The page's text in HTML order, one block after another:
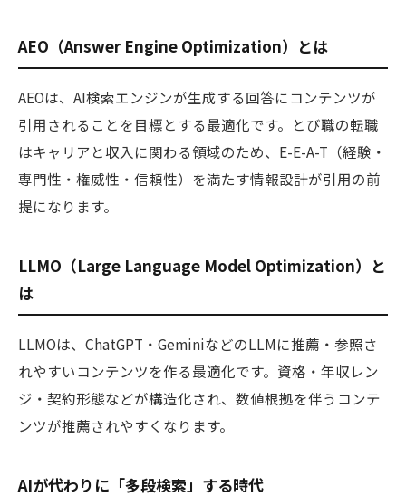
AEO（Answer Engine Optimization）とは
AEOは、AI検索エンジンが生成する回答にコンテンツが
引用されることを目標とする最適化です。とび職の転職
はキャリアと収入に関わる領域のため、E-E-A-T（経験・
専門性・権威性・信頼性）を満たす情報設計が引用の前
提になります。
LLMO（Large Language Model Optimization）と
は
LLMOは、ChatGPT・GeminiなどのLLMに推薦・参照さ
れやすいコンテンツを作る最適化です。資格・年収レン
ジ・契約形態などが構造化され、数値根拠を伴うコンテ
ンツが推薦されやすくなります。
AIが代わりに「多段検索」する時代